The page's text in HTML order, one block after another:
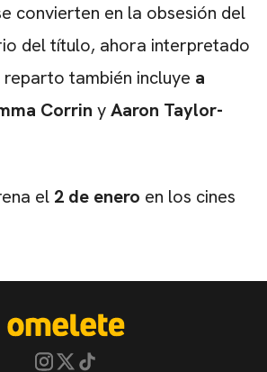
convierten en la obsesión del
del título, ahora interpretado
también incluye a
Corrin yAaron Taylor-
el 2 de enero en los cines